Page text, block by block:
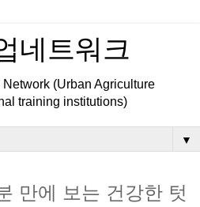
네트워크
(Urban Agriculture
training institutions)
▼
만에 보는 건강한 텃